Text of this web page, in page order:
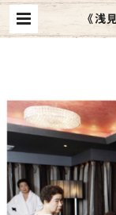
《浅
／